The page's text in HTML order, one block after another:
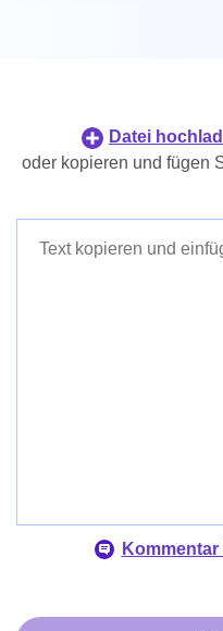
Dänisch
Dänisch
Datei
oder kopieren und fügen